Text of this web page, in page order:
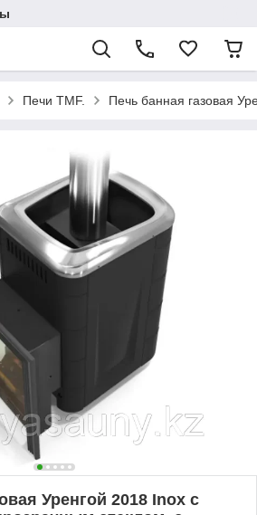
Печи TMF. Печь банная газовая
Уренгой 2018 Inox с